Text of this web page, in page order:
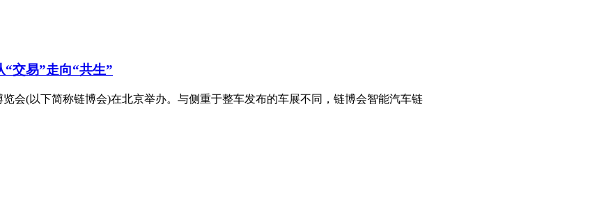
交易”走向“共生”
会(以下简称链博会)在北京举办。与侧重于整车发布的车展不同，链博会智能汽车链